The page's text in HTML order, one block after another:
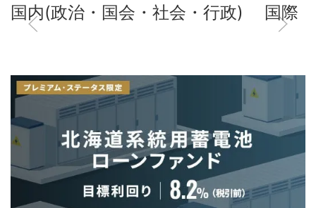
国内(政治・国会・社会・行政) 国際